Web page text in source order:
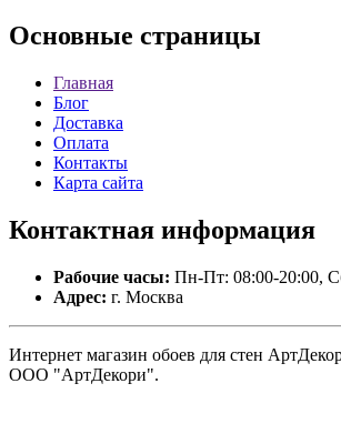
Основные страницы
Главная
Блог
Доставка
Оплата
Контакты
Карта сайта
Контактная информация
Рабочие часы: Пн-Пт: 08:00-20:00,
Адрес: г. Москва
Интернет магазин обоев для стен
ООО "АртДекори".